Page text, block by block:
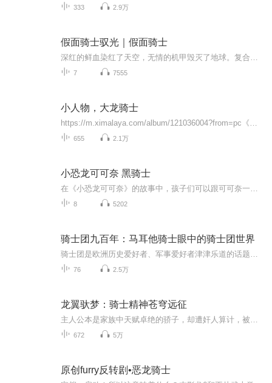
333 2.9万
假面骑士驭光｜假面骑士
7 7555
小人物，大龙骑士
655 2.1万
小恐龙可可奈 黑骑士
8 5202
骑士团九百年：马耳他骑士眼中的骑士团世界
76 2.5万
龙翼驮梦：骑士精神苍穹远征
672 5万
原创furry反转剧•恶龙骑士